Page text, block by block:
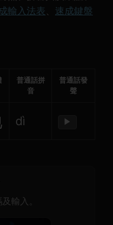
輸入法表、 速成鍵盤
普通話拼
音
普通話發
聲
dì ▶
輸入。